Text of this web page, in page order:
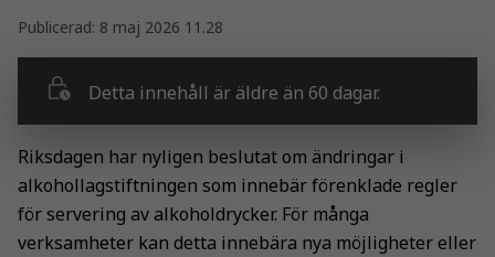
Publicerad: 8 maj 2026 11.28
Detta innehåll är äldre än 60 dagar.
Riksdagen har nyligen beslutat om ändringar i
alkohollagstiftningen som innebär förenklade regler
för servering av alkoholdrycker. För många
verksamheter kan detta innebära nya möjligheter eller